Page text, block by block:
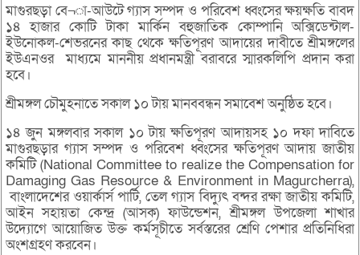
মাগুরছড়া বে¬া-আউটে গ্যাস সম্পদ ও পরিবেশ ধ্বংসের ক্ষয়ক্ষতি বাবদ
১৪ হাজার কোটি টাকা মার্কিন বহুজাতিক কোম্পানি অক্সিডেন্টাল-
ইউনোকল-শেভরনের কাছ থেকে ক্ষতিপূরণ আদায়ের দাবীতে শ্রীমঙ্গলের
ইউএনওর মাধ্যমে মাননীয় প্রধানমন্ত্রী বরাবরে স্মারকলিপি প্রদান করা
হবে।
শ্রীমঙ্গল চৌমুহনাতে সকাল ১০ টায় মানববন্ধন সমাবেশ অনুষ্ঠিত হবে।
১৪ জুন মঙ্গলবার সকাল ১০ টায় ক্ষতিপূরণ আদায়সহ ১০ দফা দাবিতে
মাগুরছড়ার গ্যাস সম্পদ ও পরিবেশ ধ্বংসের ক্ষতিপূরণ আদায় জাতীয়
কমিটি (National Committee to realize the Compensation for
Damaging Gas Resource & Environment in Magurcherra),
বাংলাদেশের ওয়ার্কার্স পার্টি, তেল গ্যাস বিদ্যুৎ বন্দর রক্ষা জাতীয় কমিটি,
আইন সহায়তা কেন্দ্র (আসক) ফাউন্ডেশন, শ্রীমঙ্গল উপজেলা শাখার
উদ্যোগে আয়োজিত উক্ত কর্মসূচীতে সর্বস্তরের শ্রেণি পেশার প্রতিনিধিরা
অংশগ্রহণ করবেন।